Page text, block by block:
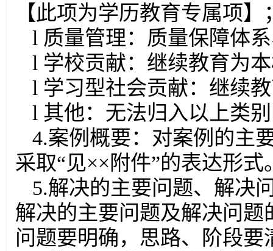
【此项为学历教育专属项】
l 质量管理：质量保障体
l 学校贡献：继续教育为
l 学习型社会贡献：继续
l 其他：无法归入以上类
4.案例概要：对案例的主
采取“见××附件”的表达形式
5.解决的主要问题、解决
解决的主要问题及解决问
问题要明确，思路、阶段